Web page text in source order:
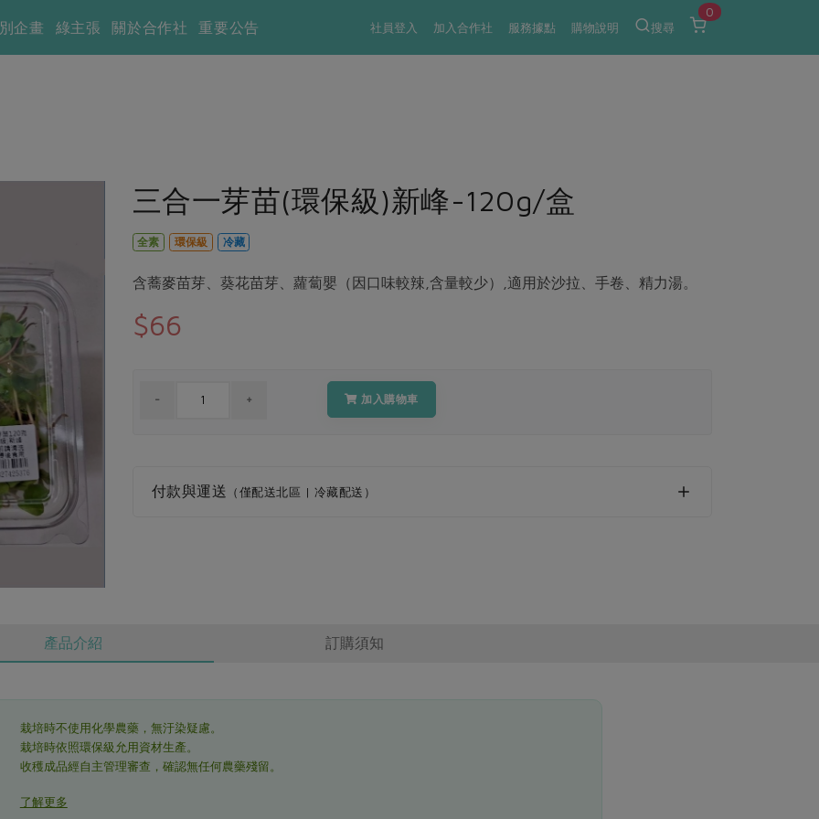
社員登入 加入合作社 服務據點 購物說明 搜尋
0
企畫 綠主張 關於合作社 重要公告
三合一芽苗(環保級)新峰-120g/盒
全素 環保級 冷藏
含蕎麥苗芽、葵花苗芽、蘿蔔嬰（因口味較辣,含量較少）,適用於沙拉、手卷、精力湯。
$66
加入購物車
付款與運送 （僅配送北區 | 冷藏配送）
產品介紹 訂購須知
栽培時不使用化學農藥，無汙染疑慮。
栽培時依照環保級允用資材生產。
收穫成品經自主管理審查，確認無任何農藥殘留。
了解更多